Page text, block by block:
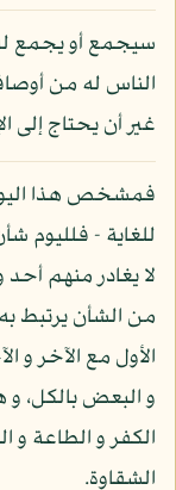
سيجمع أو يجمع
الناس له من
غير أن يحتاج إلى
فمشخص هذا
للغاية - فلليوم
لا يغادر منهم
من الشأن يرتبط
الأول مع الآخر و
و البعض بالكل،
الكفر و الطاعة
الشقاوة.